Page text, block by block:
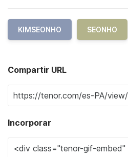
KIMSEONHO SEONHO
Compartir URL
Incorporar